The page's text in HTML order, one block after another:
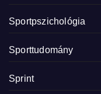
Sportpszichológia
Sporttudomány
Sprint